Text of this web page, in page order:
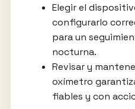
Elegir el
configurarlo
para un
nocturna.
Revisar y
oxímetro
fiables y con